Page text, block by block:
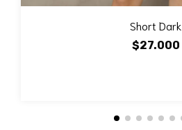
Short Dark
$27.000